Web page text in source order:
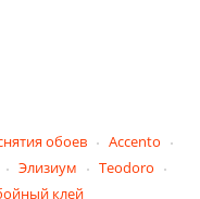
обоев
Accento
Элизиум
Teodoro
клей